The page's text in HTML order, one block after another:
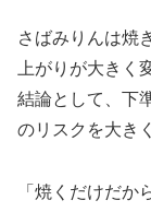
さばみりんは焼
上がりが大きく
結論として、下
のリスクを大き
「焼くだけだ